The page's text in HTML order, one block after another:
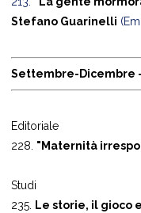
Stefano Guarinelli
Settembre-Dicembre
Editoriale
228. "Maternità
Studi
235.
Le storie, il gioco